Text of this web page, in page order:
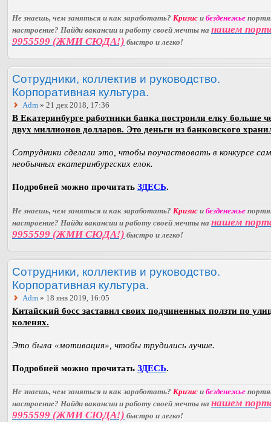
Не знаешь, чем заняться и как заработать? Кризис и безденежье
настроение? Найди вакансии и работу своей мечты на нашем
9955599 (ЖМИ СЮДА!) быстро и легко!
Сотрудники, коллектив и руководство.
Корпоративная культура.
Adm » 21 дек 2018, 17:36
В Екатеринбурге работники банка построили елку больше
двух миллионов долларов. Это деньги из банковского
Сотрудники сделали это, чтобы поучаствовать в конкурсе
необычных екатеринбургских елок.
Подробней можно прочитать ЗДЕСЬ.
Не знаешь, чем заняться и как заработать? Кризис и безденежье
настроение? Найди вакансии и работу своей мечты на нашем
9955599 (ЖМИ СЮДА!) быстро и легко!
Сотрудники, коллектив и руководство.
Корпоративная культура.
Adm » 18 янв 2019, 16:05
Китайский босс заставил своих подчиненных ползти по
коленях.
Это была «мотивация», чтобы трудились лучше.
Подробней можно прочитать ЗДЕСЬ.
Не знаешь, чем заняться и как заработать? Кризис и безденежье
настроение? Найди вакансии и работу своей мечты на нашем
9955599 (ЖМИ СЮДА!) быстро и легко!